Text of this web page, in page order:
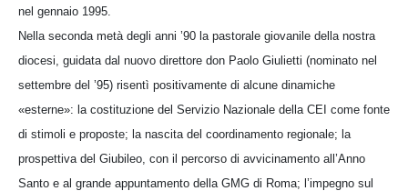
nel gennaio 1995.
Nella seconda metà degli anni ’90 la pastorale giovanile della nostra
diocesi, guidata dal nuovo direttore don Paolo Giulietti (nominato nel
settembre del ’95) risentì positivamente di alcune dinamiche
«esterne»: la costituzione del Servizio Nazionale della CEI come fonte
di stimoli e proposte; la nascita del coordinamento regionale; la
prospettiva del Giubileo, con il percorso di avvicinamento all’Anno
Santo e al grande appuntamento della GMG di Roma; l’impegno sul